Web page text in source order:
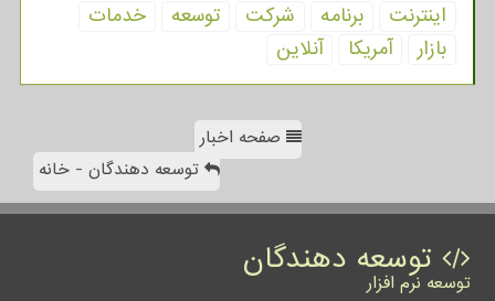
اینترنت برنامه شركت توسعه
خدمات
بازار
آمریكا آنلاین
صفحه اخبار
توسعه دهندگان - خانه
توسعه دهندگان
توسعه نرم افزار